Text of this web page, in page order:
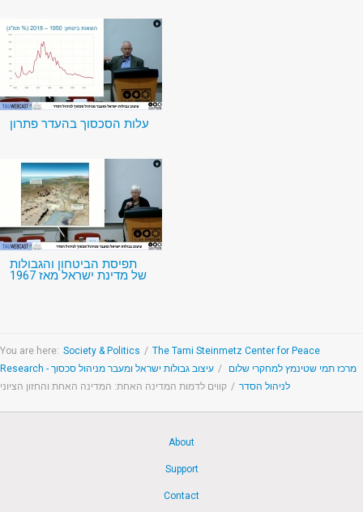
עלות הסכסוך בהעדר פתרון
תפיסת הביטחון והגבולות
של מדינת ישראל מאז 1967
You are here: Society & Politics / The Tami Steinmetz Center for Peace
Research - מרכז תמי שטינמץ למחקרי שלום
/ עיצוב גבולות ישראל ומעבר מניהול סכסוך
לניהול הסדר / קווים לדמות המדינה האחת: המדינה האחת והחזון הציוני
About
Support
Contact